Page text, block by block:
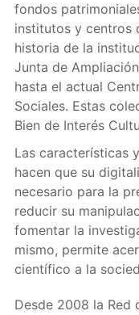
fondos
institutos y centros
historia de la
Junta de
hasta el actual
Sociales. Estas
Bien de Interés
Las características
hacen que su
necesario para la
reducir su
fomentar la
mismo, permite
científico a la
Desde 2008 la Red